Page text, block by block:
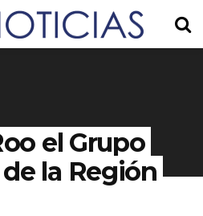
el Grupo
la Región